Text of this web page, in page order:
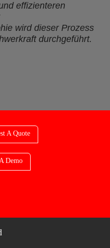
effizienteren
wird dieser Prozess
durchgeführt.
A Quote
Demo